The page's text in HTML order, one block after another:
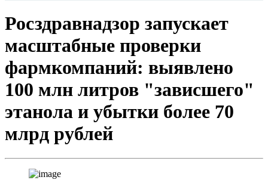
Росздравнадзор запускает
масштабные проверки
фармкомпаний: выявлено
100 млн литров "зависшего"
этанола и убытки более 70
млрд рублей